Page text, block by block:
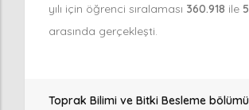
yılı için öğrenci sıralaması 360.918 ile
arasında gerçekleşti.
Toprak Bilimi ve Bitki Besleme